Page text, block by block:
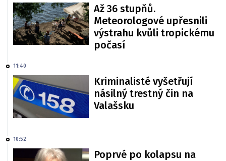
Až 36 stupňů.
Meteorologové upřesnili
výstrahu kvůli tropickému
počasí
11:40
Kriminalisté vyšetřují
násilný trestný čin na
Valašsku
10:52
Poprvé po kolapsu na